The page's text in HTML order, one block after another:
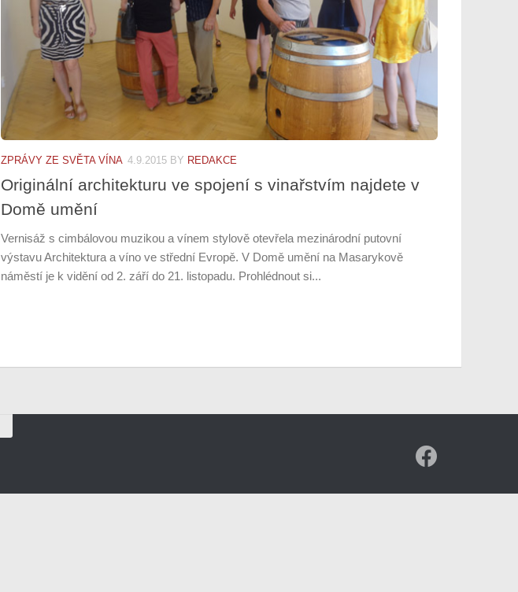
ZPRÁVY ZE SVĚTA VÍNA 4.9.2015 BY REDAKCE
Originální architekturu ve spojení s vinařstvím najdete v
Domě umění
Vernisáž s cimbálovou muzikou a vínem stylově otevřela mezinárodní putovní
výstavu Architektura a víno ve střední Evropě. V Domě umění na Masarykově
náměstí je k vidění od 2. září do 21. listopadu. Prohlédnout si...